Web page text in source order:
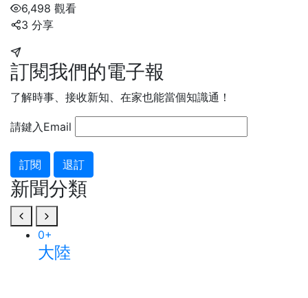
6,498 觀看
3 分享
訂閱我們的電子報
了解時事、接收新知、在家也能當個知識通！
請鍵入Email
訂閱 退訂
新聞分類
0+
大陸